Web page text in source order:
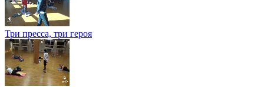
Три пресса, три героя